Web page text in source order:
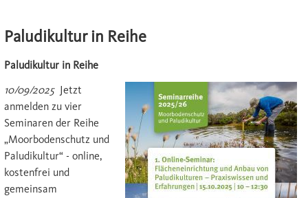
Paludikultur in Reihe
Paludikultur in Reihe
10/09/2025Jetzt
anmelden zu vier
Seminaren der Reihe
„Moorbodenschutz und
Paludikultur“ - online,
kostenfrei und
gemeinsam